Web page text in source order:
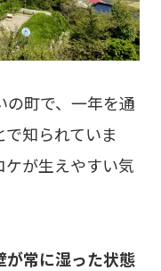
町で、一年を通
知られていま
ケが生えやすい気
が常に湿った状態